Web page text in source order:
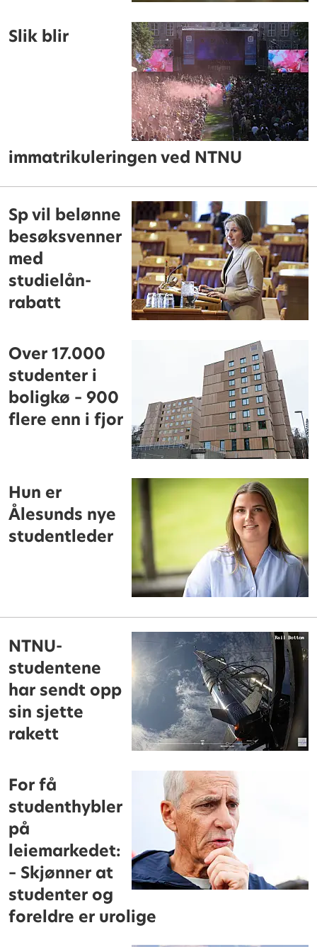
Slik blir
immatrikuleringen ved NTNU
Sp vil belønne
besøksvenner
med
studielån-
rabatt
Over 17.000
studenter i
boligkø – 900
flere enn i fjor
Hun er
Ålesunds nye
studentleder
NTNU-
studentene
har sendt opp
sin sjette
rakett
For få
studenthybler
på
leiemarkedet:
– Skjønner at
studenter og
foreldre er urolige